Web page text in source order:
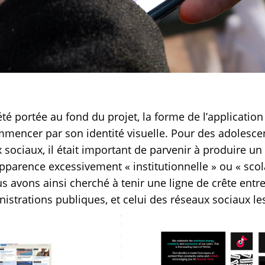
portée au fond du projet, la forme de
par son identité visuelle. Pour des
sociaux, il était important de parvenir à produire
excessivement « institutionnelle » ou «
avons ainsi cherché à tenir une ligne de crête
publiques, et celui des réseaux sociaux